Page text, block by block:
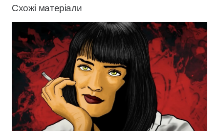
Схожі матеріали